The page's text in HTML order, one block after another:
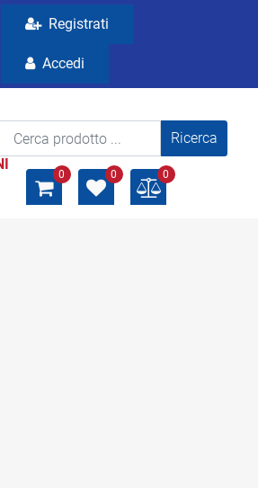
Registrati
Accedi
di un filtro aggiorna
0 0 0